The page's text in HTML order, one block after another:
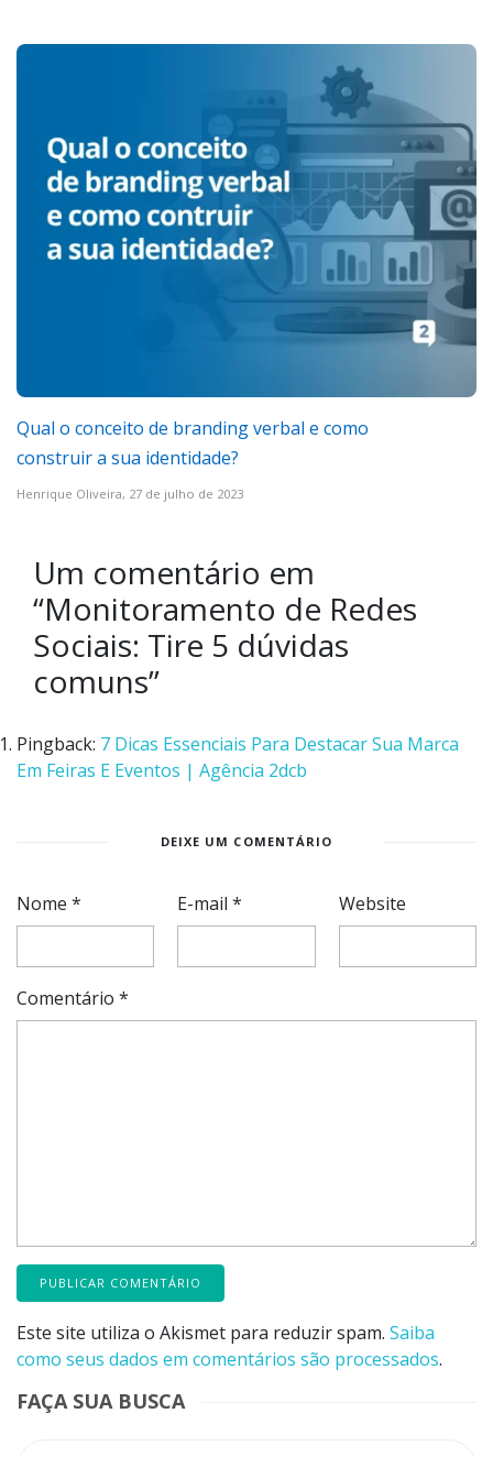
Qual o conceito de branding verbal e como
construir a sua identidade?
Henrique Oliveira, 27 de julho de 2023
Um comentário em
“Monitoramento de Redes
Sociais: Tire 5 dúvidas
comuns”
Pingback: 7 Dicas Essenciais Para Destacar Sua Marca
Em Feiras E Eventos | Agência 2dcb
DEIXE UM COMENTÁRIO
Nome * E-mail* Website
Comentário *
Este site utiliza o Akismet para reduzir spam. Saiba
como seus dados em comentários são processados.
FAÇA SUA BUSCA